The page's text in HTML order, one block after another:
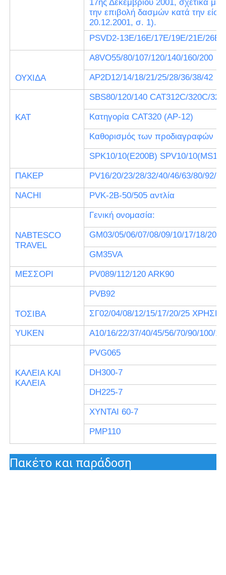
17ης Δεκεμβρίου 2001, σχετικά
την επιβολή δασμών κατά την
20.12.2001, σ. 1).
PSVD2-13E/16E/17E/19E/21E/26E/
ΟΥΧΙΔΑ
Α8VO55/80/107/120/140/160/200
AP2D12/14/18/21/25/28/36/38/42
ΚΑΤ
SBS80/120/140 CAT312C/320C/
Κατηγορία CAT320 (AP-12)
Καθορισμός των προδιαγραφών
SPK10/10(E200B) SPV10/
ΠΑΚΕΡ PV16/20/23/28/32/40/46/63/80/92/
NACHI PVK-2B-50/505 αντλία
NABTESCO
TRAVEL
Γενική ονομασία:
GM03/05/06/07/08/09/10/17/18/20/
GM35VA
ΜΕΣΣΟΡΙ PV089/112/120 ARK90
ΤΟΣΙΒΑ
PVB92
ΣΓ02/04/08/12/15/17/20/25 ΧΡΗΣΗ
YUKEN Α10/16/22/37/40/45/56/70/90/100/
ΚΑΛΕΙΑ ΚΑΙ
ΚΑΛΕΙΑ
PVG065
DH300-7
DH225-7
ΧΥΝΤΑΙ 60-7
PMP110
Πακέτο και παράδοση